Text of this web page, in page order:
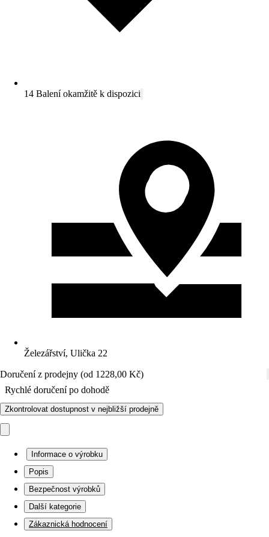
14 Balení okamžitě k dispozici
Železářství, Ulička 22
Doručení z prodejny (od 1228,00 Kč)
Rychlé doručení po dohodě
Zkontrolovat dostupnost v nejbližší prodejně
Informace o výrobku
Popis
Bezpečnost výrobků
Další kategorie
Zákaznická hodnocení